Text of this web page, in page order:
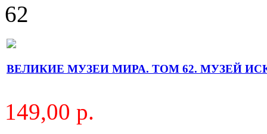
62
ВЕЛИКИЕ МУЗЕИ МИРА. ТОМ 62. МУЗЕЙ
149,00 р.